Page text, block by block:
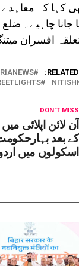
کہا کہ
جانا چاہیے۔
افسران
DON'T MISS
آن لائن اپلائی
کے بعد
اسکولوں میں